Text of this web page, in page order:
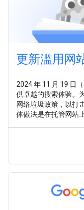
更新滥用网
2024 年 11 月 19 日
供卓越的搜索体验。
网络垃圾政策，以打
体做法是在托管网站